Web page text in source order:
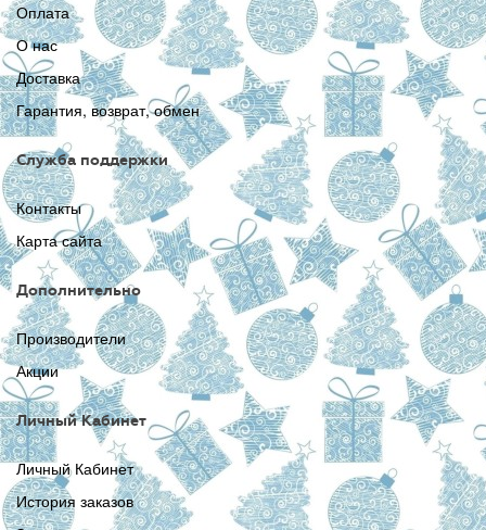
Оплата
О нас
Доставка
Гарантия, возврат, обмен
Служба поддержки
Контакты
Карта сайта
Дополнительно
Производители
Акции
Личный Кабинет
Личный Кабинет
История заказов